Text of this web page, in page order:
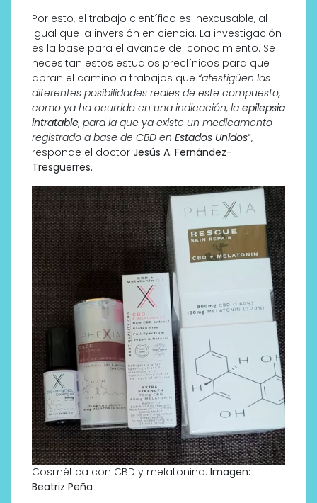
Por esto, el trabajo científico es inexcusable, al
igual que la inversión en ciencia. La investigación
es la base para el avance del conocimiento. Se
necesitan estos estudios preclínicos para que
abran el camino a trabajos que “atestigüen las
diferentes posibilidades reales de este compuesto,
como ya ha ocurrido en una indicación, la epilepsia
intratable, para la que ya existe un medicamento
registrado a base de CBD en Estados Unidos“,
responde el doctor Jesús A. Fernández-
Tresguerres.
Cosmética con CBD y melatonina. Imagen:
Beatriz Peña